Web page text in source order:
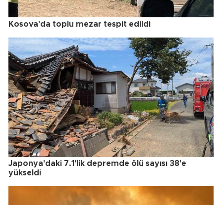
Kosova'da toplu mezar tespit edildi
Japonya'daki 7.1'lik depremde ölü sayısı 38'e
yükseldi